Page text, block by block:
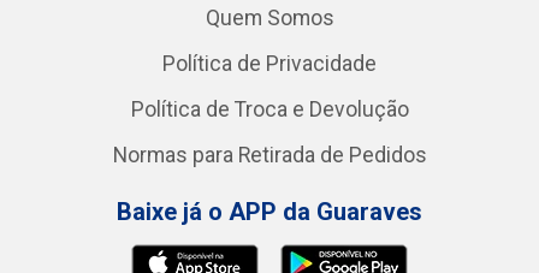
Quem Somos
Política de Privacidade
Política de Troca e Devolução
Normas para Retirada de Pedidos
Baixe já o APP da Guaraves